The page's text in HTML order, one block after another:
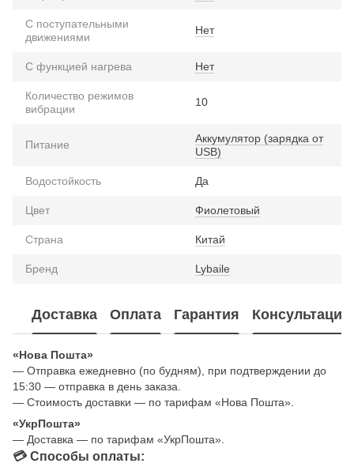
С поступательными
движениями
Нет
С функцией нагрева Нет
Количество режимов
вибрации
10
Питание
Аккумулятор (зарядка от
USB)
Водостойкость Да
Цвет Фиолетовый
Страна Китай
Бренд Lybaile
Доставка Оплата Гарантия Консультация
«Нова Пошта»
— Отправка ежедневно (по будням), при подтверждении до
15:30 — отправка в день заказа.
— Стоимость доставки — по тарифам «Нова Пошта».
«УкрПошта»
— Доставка — по тарифам «УкрПошта».
💳 Способы оплаты: